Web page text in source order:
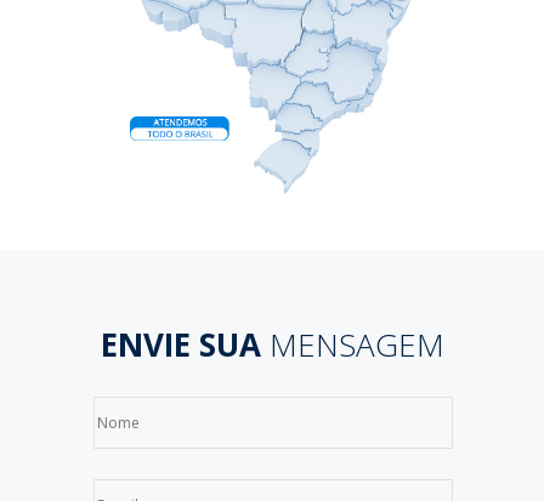
ENVIE SUA MENSAGEM